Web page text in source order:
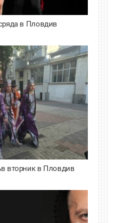
в Пловдив
вторник в Пловдив